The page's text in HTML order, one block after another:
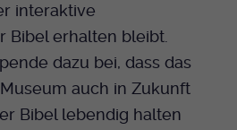
interaktive
Bibel erhalten bleibt.
dazu bei, dass das
auch in Zukunft
Bibel lebendig halten